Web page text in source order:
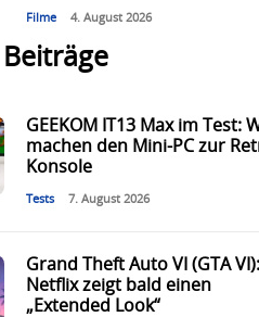
Filme 4. August 2026
GEEKOM IT13 Max im Test:
machen den Mini-PC zur
Konsole
Tests 7. August 2026
Grand Theft Auto VI (GTA VI):
Netflix zeigt bald einen
„Extended Look“